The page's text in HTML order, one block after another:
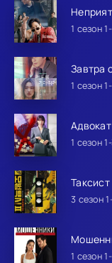
1 сезон
Завтра
1 сезон
1 сезон
Таксист
3 сезон
1 сезон